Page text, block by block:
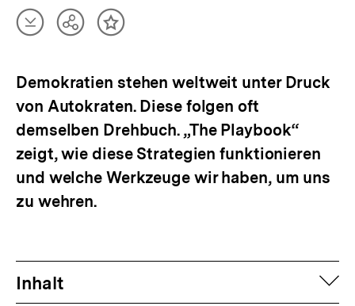
Artikel
herunterladen
TeilenInhalt
Demokratien stehen weltweit unter Druck
von Autokraten. Diese folgen oft
demselben Drehbuch. „The Playbook“
zeigt, wie diese Strategien funktionieren
und welche Werkzeuge wir haben, um uns
zu wehren.
Inhalt